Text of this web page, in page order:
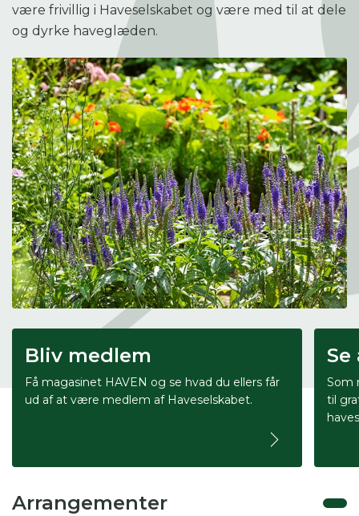
0resultater
være frivillig i Haveselskabet og være med til at dele
og dyrke haveglæden.
Bliv medlem
Få magasinet HAVEN og se hvad du ellers får
ud af at være medlem af Haveselskabet.
Som
til
Arrangementer